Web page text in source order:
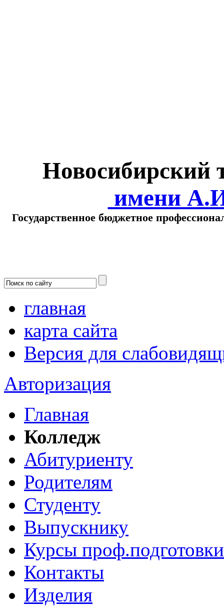
Новосибирский
имени
Государственное бюджетное
главная
карта сайта
Версия для
Авторизация
Главная
Колледж
Абитуриенту
Родителям
Студенту
Выпускнику
Курсы проф.подготовки
Контакты
Изделия